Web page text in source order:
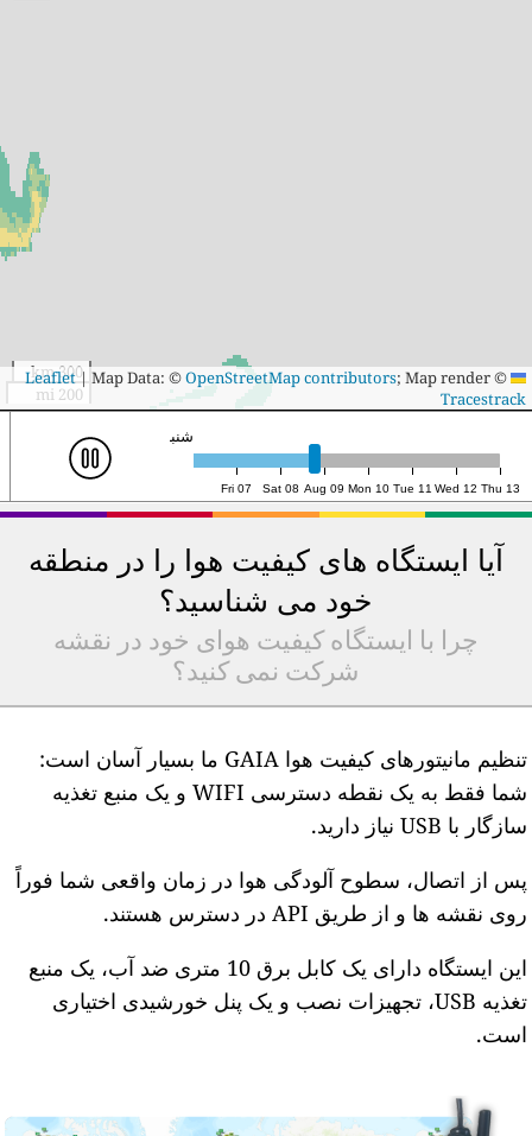
300 km
200 mi
Leaflet
|Map Data: ©OpenStreetMap contributors ; Map render ©
Tracestrack
Fri 07 Sat 08 Aug 09 Mon 10 Tue 11 Wed 12 Thu 13
یک‌شنبه ۹م، ۱۴:۰۰ (UTC)
آیا ایستگاه های کیفیت هوا را در منطقه
خود می شناسید؟
چرا با ایستگاه کیفیت هوای خود در نقشه
شرکت نمی کنید؟
تنظیم مانیتورهای کیفیت هوا GAIA ما بسیار آسان است:
شما فقط به یک نقطه دسترسی WIFI و یک منبع تغذیه
سازگار با USB نیاز دارید.
پس از اتصال، سطوح آلودگی هوا در زمان واقعی شما فوراً
روی نقشه ها و از طریق API در دسترس هستند.
این ایستگاه دارای یک کابل برق 10 متری ضد آب، یک منبع
تغذیه USB، تجهیزات نصب و یک پنل خورشیدی اختیاری
است.